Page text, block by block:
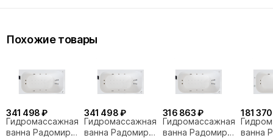
Похожие товары
341 498 ₽
Гидромассажная
ванна Радомир
341 498 ₽
Гидромассажная
ванна Радомир
316 863 ₽
Гидромассажная
ванна Радомир
181
ванна